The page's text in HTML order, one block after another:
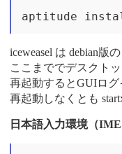
iceweasel は debian版の
ここまででデスクト
再起動するとGUIログ
再起動しなくとも
日本語入力環境（